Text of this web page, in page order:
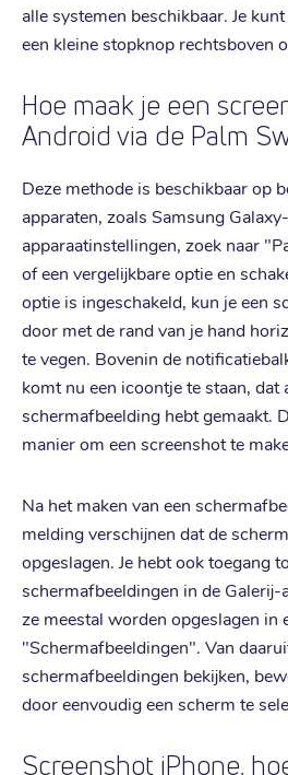
alle systemen beschikbaar. Je
een kleine stopknop rechtsboven
Hoe maak je een
Android via de Palm
Deze methode is beschikbaar op
apparaten, zoals Samsung
apparaatinstellingen, zoek naar
of een vergelijkbare optie en
optie is ingeschakeld, kun je een
door met de rand van je hand
te vegen. Bovenin de
komt nu een icoontje te staan, dat
schermafbeelding hebt gemaakt.
manier om een screenshot te
Na het maken van een
melding verschijnen dat de
opgeslagen. Je hebt ook toegang
schermafbeeldingen in de
ze meestal worden opgeslagen in
"Schermafbeeldingen". Van
schermafbeeldingen bekijken,
door eenvoudig een scherm te
Screenshot iPhone,